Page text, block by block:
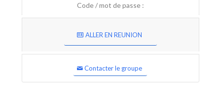
Code / mot de passe :
ALLER EN REUNION
Contacter le groupe